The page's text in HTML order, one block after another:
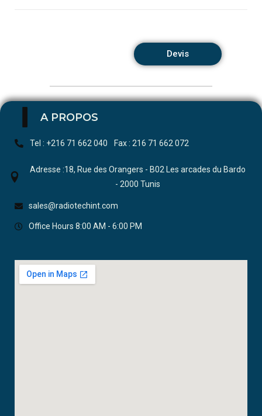
Devis
A PROPOS
Tel : +216 71 662 040 Fax : 216 71 662 072
Adresse :18, Rue des Orangers - B02 Les arcades du Bardo
- 2000 Tunis
sales@radiotechint.com
Office Hours 8:00 AM - 6:00 PM